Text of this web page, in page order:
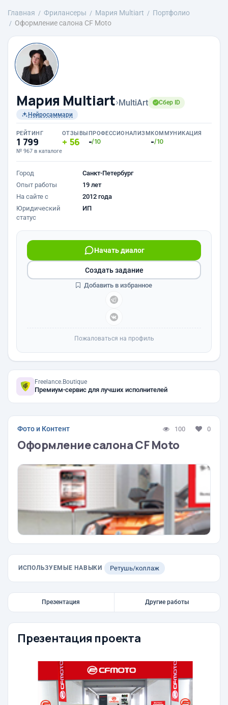
Главная Фрилансеры Мария Multiart
Портфолио
Оформление салона CF Moto
Мария Multiart›MultiArt
Сбер ID
Нейросаммари
РЕЙТИНГ
1 799
№ 967 в каталоге
ОТЗЫВЫ
56
ПРОФЕССИОНАЛИЗМ
-/10
КОММУНИКАЦИЯ
-/10
Город
Санкт-Петербург
Опыт работы
19 лет
На сайте с
2012 года
Юридический
статус
ИП
Начать диалог
Создать задание
Добавить в избранное
Пожаловаться на профиль
Freelance.Boutique
Премиум-сервис для лучших исполнителей
Фото и Контент 100 0
Оформление салона CF Moto
ИСПОЛЬЗУЕМЫЕ НАВЫКИ Ретушь/коллаж
Презентация Другие работы
Презентация проекта